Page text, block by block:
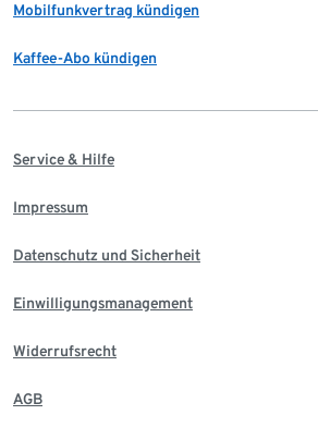
Mobilfunkvertrag kündigen
Kaffee-Abo kündigen
Service & Hilfe
Impressum
Datenschutz und Sicherheit
Einwilligungsmanagement
Widerrufsrecht
AGB